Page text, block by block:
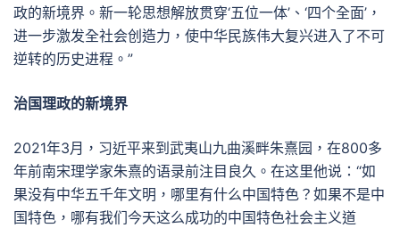
政的新境界。新一轮思想解放贯穿‘五位一体’、‘四个全面’，
进一步激发全社会创造力，使中华民族伟大复兴进入了不可
逆转的历史进程。”
治国理政的新境界
2021年3月，习近平来到武夷山九曲溪畔朱熹园，在800多
年前南宋理学家朱熹的语录前注目良久。在这里他说：“如
果没有中华五千年文明，哪里有什么中国特色？如果不是中
国特色，哪有我们今天这么成功的中国特色社会主义道